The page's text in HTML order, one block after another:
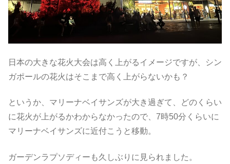
日本の大きな花火大会は高く上がるイメージですが、シン
ガポールの花火はそこまで高く上がらないかも？
というか、マリーナベイサンズが大き過ぎて、どのくらい
に花火が上がるかわからなかったので、7時50分くらいに
マリーナベイサンズに近付こうと移動。
ガーデンラプソディーも久しぶりに見られました。